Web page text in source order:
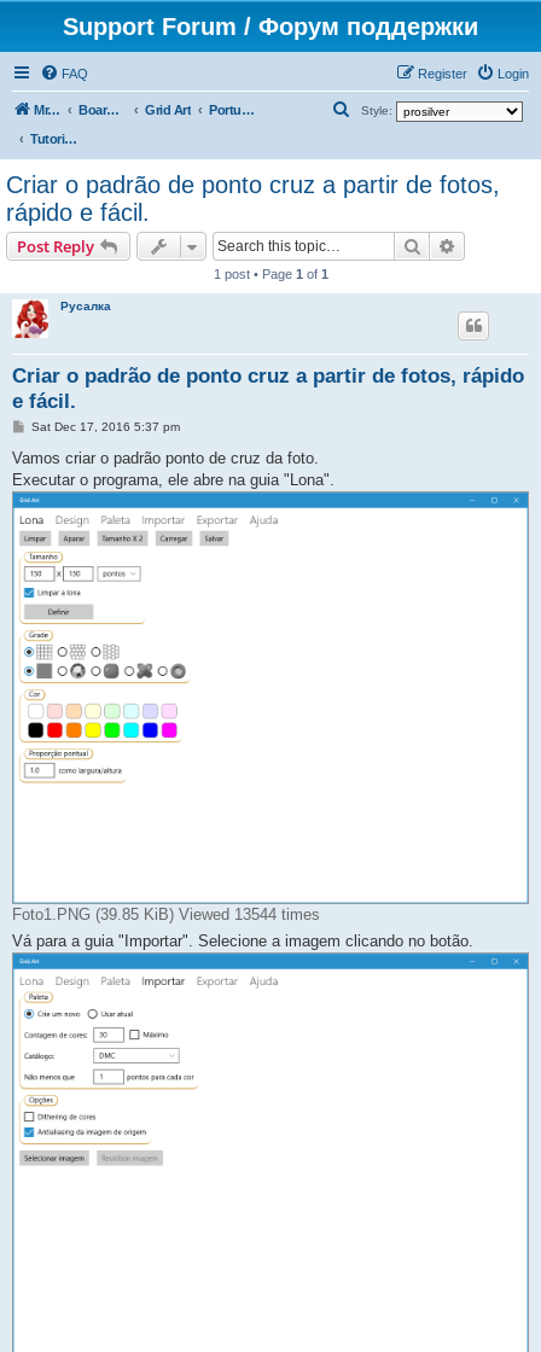
Support Forum / Форум поддержки
FAQ Login
Register
Mr. Kibernetik software Board index Grid Art
Português
Tutoriais
Style:
r
Criar o padrão de ponto cruz a partir de fotos,
rápido e fácil.
Post Reply Search
1 post • Page 1 of 1
Русалка
Criar o padrão de ponto cruz a partir de fotos, rápido
e fácil.
P
s
Sat Dec 17, 2016 5:37 pm
Vamos criar o padrão ponto de cruz da foto.
Executar o programa, ele abre na guia "Lona".
Foto1.PNG (39.85 KiB) Viewed 13544 times
Vá para a guia "Importar". Selecione a imagem clicando no botão.